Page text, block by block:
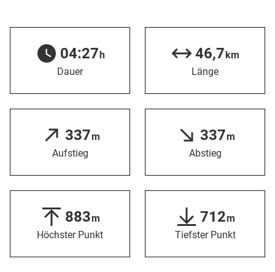
04:27h
Dauer
46,7km
Länge
337m
Aufstieg
337m
Abstieg
883m
Höchster Punkt
712m
Tiefster Punkt